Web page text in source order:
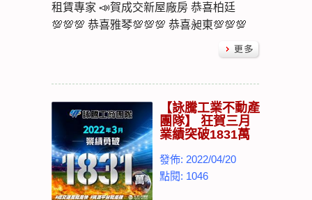
租賃專家 📣賀成交新屋廠房 恭喜柏廷
💯💯💯 恭喜雅琴💯💯💯 恭喜昶東💯💯💯
【詠騰工業不動產
團隊】 狂賀三月
業績突破1831萬
發佈: 2022/04/20
點閱: 1046